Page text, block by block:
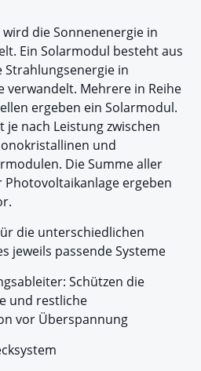
wird die Sonnenenergie in
Ein Solarmodul besteht aus
Strahlungsenergie in
verwandelt. Mehrere in Reihe
ergeben ein Solarmodul.
nach Leistung zwischen
und
Die Summe aller
ergeben
die unterschiedlichen
jeweils passende Systeme
Schützen die
und restliche
vor Überspannung